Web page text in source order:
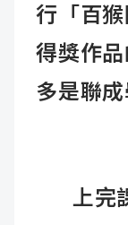
行「百
得獎作
多是聯成
上完課